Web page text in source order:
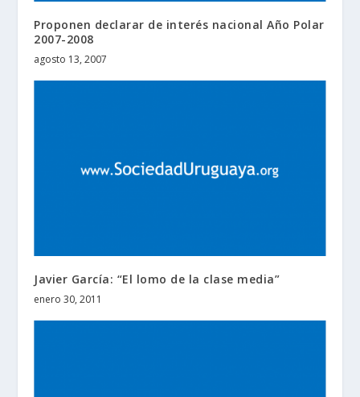
Proponen declarar de interés nacional Año Polar
2007-2008
agosto 13, 2007
Javier García: “El lomo de la clase media”
enero 30, 2011